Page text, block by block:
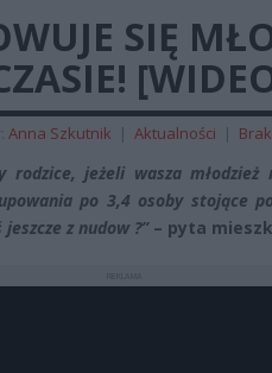
SIĘ
Anna Szkutnik | Aktualności |
rodzice, jeżeli wasza
po 3,4 osoby stojące
z nudow ?”– pyta